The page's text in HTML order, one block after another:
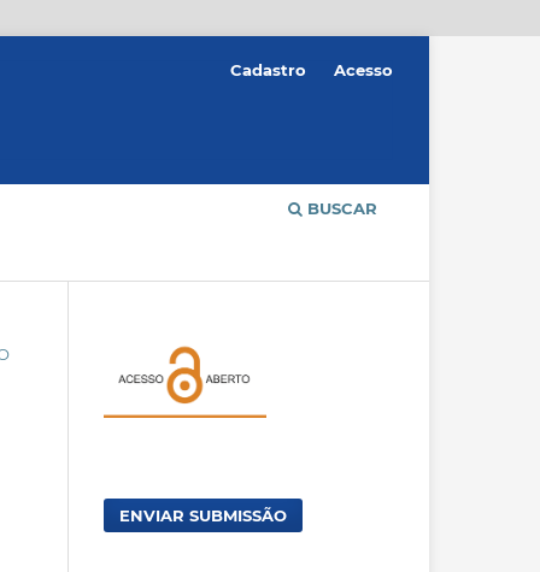
BUSCAR
Cadastro Acesso
ENVIAR SUBMISSÃO